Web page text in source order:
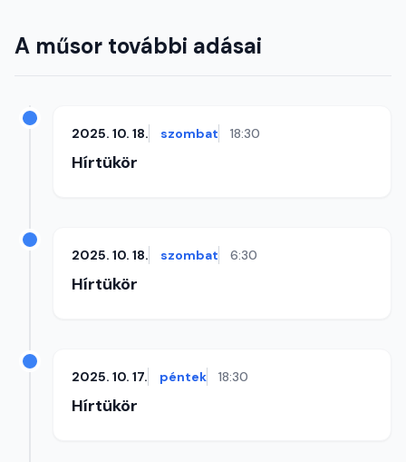
A műsor további adásai
2025. 10. 18. szombat 18:30
Hírtükör
2025. 10. 18. szombat 6:30
Hírtükör
2025. 10. 17. péntek 18:30
Hírtükör